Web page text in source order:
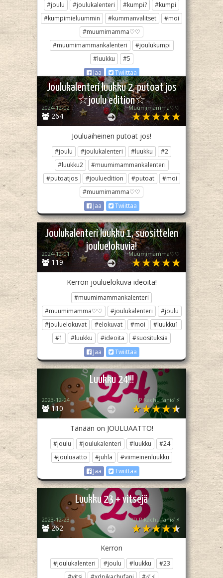
#joulu #joulukalenteri #kumpi?
#kumpi
#kumpimieluummin
#kummanvalitset
#moi
#muumimamma♡♡
#muumimammankalenteri
#joulukumpi
#luukku
#5
Jaa
Twiittaa
Joulukalenteri luukku 2, putoat jos
☆joulu edition☆
264
2024-12-02 Muumimamma♡♡
Jouluaiheinen putoat jos!
#joulu #joulukalenteri #luukku
#2
#luukku2
#muumimammankalenteri
#putoatjos
#jouluedition #putoat
#moi
#muumimamma♡♡
Jaa
Twiittaa
Joulukalenteri luukku 1, suosittelen
jouluelokuvia!
119
2024-12-01 Muumimamma♡♡
Kerron jouluelokuva ideoita!
#muumimammankalenteri
#muumimamma♡♡
#joulukalenteri
#joulu
#jouluelokuvat
#elokuvat #moi
#luukku1
#1
#luukku #ideoita
#suosituksia
Jaa
Twiittaa
Luukku 24!!!
110
2023-12-24 XD Pikachu fani☄️⚡
Tänään on JOULUAATTO!
#joulu #joulukalenteri #luukku
#24
#jouluaatto
#juhla
#viimeinenluukku
Jaa
Twiittaa
Luukku 23 + vitsejä
262
2023-12-23 XD Pikachu fani☄️⚡
Kerron
#joulukalenteri #joulu #luukku
#23